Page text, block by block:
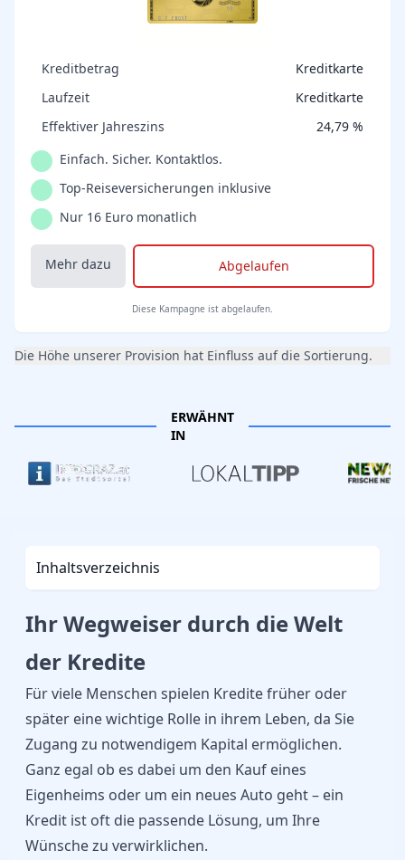
Kreditbetrag
Kreditkarte
Laufzeit
Kreditkarte
Effektiver Jahreszins
24,79 %
Einfach. Sicher. Kontaktlos.
Top-Reiseversicherungen inklusive
Nur 16 Euro monatlich
Mehr dazu Abgelaufen
Diese Kampagne ist abgelaufen.
Die Höhe unserer Provision hat Einfluss auf die Sortierung.
ERWÄHNT
IN
Inhaltsverzeichnis
Ihr Wegweiser durch die Welt
der Kredite
Für viele Menschen spielen Kredite früher oder
später eine wichtige Rolle in ihrem Leben, da Sie
Zugang zu notwendigem Kapital ermöglichen.
Ganz egal ob es dabei um den Kauf eines
Eigenheims oder um ein neues Auto geht – ein
Kredit ist oft die passende Lösung, um Ihre
Wünsche zu verwirklichen.